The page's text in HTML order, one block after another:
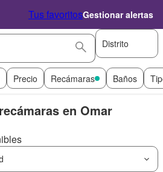
Tus favoritosGestionar alertas
Distrito
Precio Recámaras Baños
en Omar